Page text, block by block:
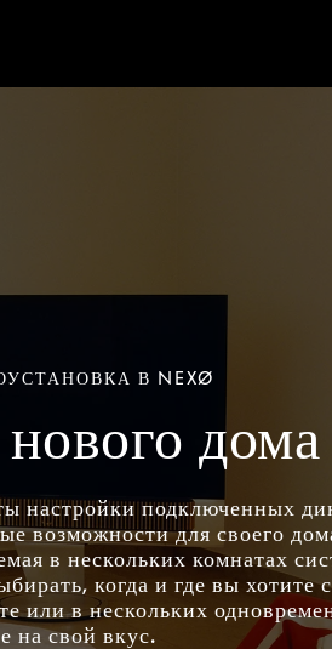
В NEXØ
дома
настройки подключенных
возможности для своего
в нескольких комнатах
когда и где вы хотите
или в нескольких
на свой вкус.